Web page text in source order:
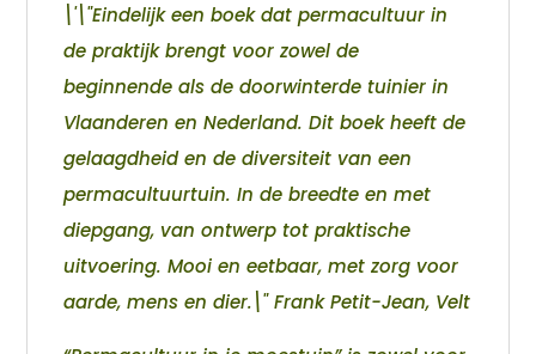
\'\"Eindelijk een boek dat permacultuur in
de praktijk brengt voor zowel de
beginnende als de doorwinterde tuinier in
Vlaanderen en Nederland. Dit boek heeft de
gelaagdheid en de diversiteit van een
permacultuurtuin. In de breedte en met
diepgang, van ontwerp tot praktische
uitvoering. Mooi en eetbaar, met zorg voor
aarde, mens en dier.\" Frank Petit-Jean, Velt